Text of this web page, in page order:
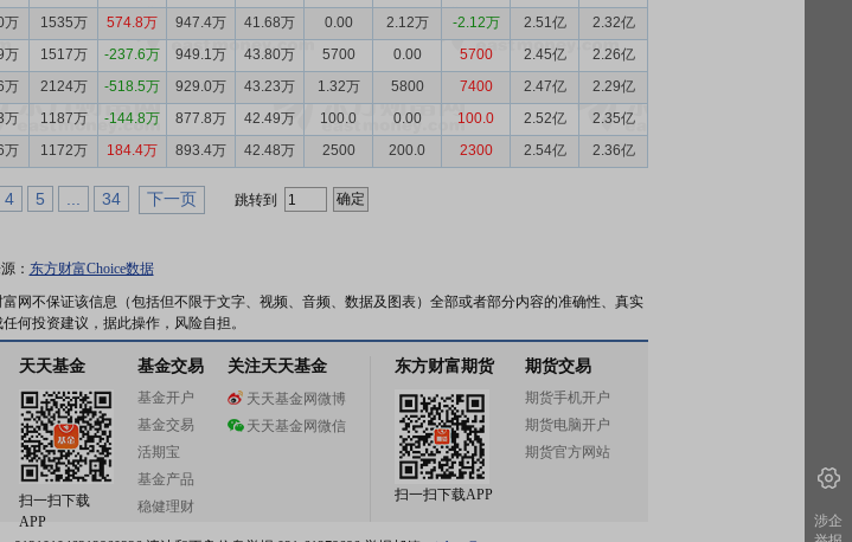
万 1535万 574.8万 947.4万 41.68万 0.00 2.12万 -2.12万 2.51亿
2.32亿
万 1517万 -237.6万 949.1万 43.80万 5700 0.00 5700 2.45亿
2.26亿
万 2124万 -518.5万 929.0万 43.23万 1.32万 5800 7400 2.47亿
2.29亿
万 1187万 -144.8万 877.8万 42.49万 100.0 0.00 100.0 2.52亿
2.35亿
万 1172万 184.4万 893.4万 42.48万 2500 200.0 2300 2.54亿 2.36亿
4 5 34 下一页 跳转到
： 东方财富Choice数据
网不保证该信息（包括但不限于文字、视频、音频、数据及图表）全部或者部分内容的准确性、真实
何投资建议，据此操作，风险自担。
天天基金
扫一扫下载
APP
基金交易
基金开户
基金交易
活期宝
基金产品
稳健理财
关注天天基金
天天基金网微博
天天基金网微信
东方财富期货
扫一扫下载APP
期货交易
期货手机开户
期货电脑开户
期货官方网站
涉企